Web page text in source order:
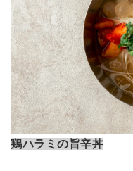
鶏ハラミの旨辛丼